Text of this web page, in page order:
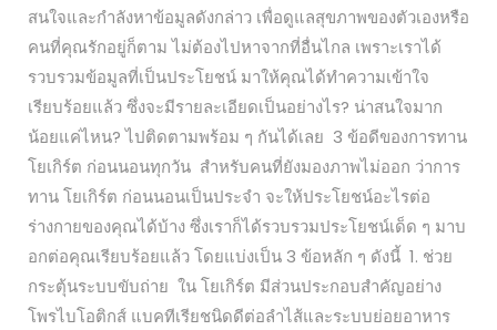
สนใจและกำลังหาข้อมูลดังกล่าว เพื่อดูแลสุขภาพของตัวเองหรือ
คนที่คุณรักอยู่ก็ตาม ไม่ต้องไปหาจากที่อื่นไกล เพราะเราได้
รวบรวมข้อมูลที่เป็นประโยชน์ มาให้คุณได้ทำความเข้าใจ
เรียบร้อยแล้ว ซึ่งจะมีรายละเอียดเป็นอย่างไร? น่าสนใจมาก
น้อยแค่ไหน? ไปติดตามพร้อม ๆ กันได้เลย 3 ข้อดีของการทาน
โยเกิร์ต ก่อนนอนทุกวัน สำหรับคนที่ยังมองภาพไม่ออก ว่าการ
ทาน โยเกิร์ต ก่อนนอนเป็นประจำ จะให้ประโยชน์อะไรต่อ
ร่างกายของคุณได้บ้าง ซึ่งเราก็ได้รวบรวมประโยชน์เด็ด ๆ มาบ
อกต่อคุณเรียบร้อยแล้ว โดยแบ่งเป็น 3 ข้อหลัก ๆ ดังนี้ 1. ช่วย
กระตุ้นระบบขับถ่าย ใน โยเกิร์ต มีส่วนประกอบสำคัญอย่าง
โพรไบโอติกส์ แบคทีเรียชนิดดีต่อลำไส้และระบบย่อยอาหาร